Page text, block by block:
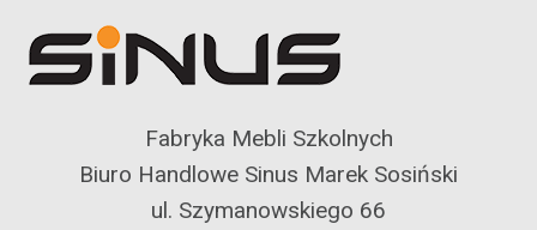
Fabryka Mebli Szkolnych
Biuro Handlowe Sinus Marek Sosiński
ul. Szymanowskiego 66